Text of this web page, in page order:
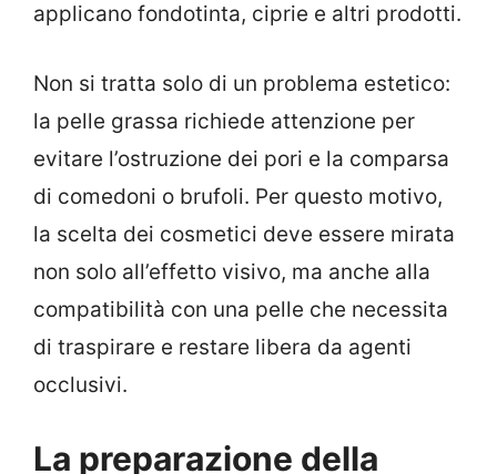
applicano fondotinta, ciprie e altri prodotti.
Non si tratta solo di un problema estetico:
la pelle grassa richiede attenzione per
evitare l’ostruzione dei pori e la comparsa
di comedoni o brufoli. Per questo motivo,
la scelta dei cosmetici deve essere mirata
non solo all’effetto visivo, ma anche alla
compatibilità con una pelle che necessita
di traspirare e restare libera da agenti
occlusivi.
La preparazione della